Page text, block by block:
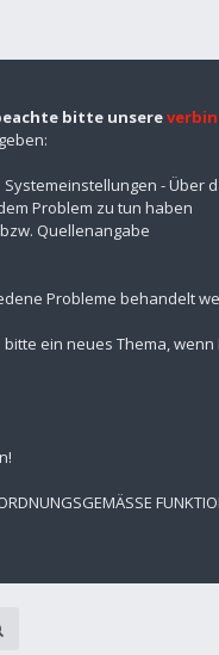
bitte unsere
-
Problem zu tun haben
Quellenangabe
Probleme behandelt
ein neues Thema,